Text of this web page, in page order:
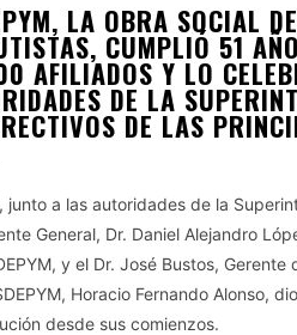
LA OBRA SOCIAL
CUMPLIÓ 51
AFILIADOS Y LO
DE LA
DE LAS
junto a las autoridades de la
General, Dr. Daniel Alejandro
y el Dr. José Bustos,
Horacio Fernando Alonso,
desde sus comienzos.